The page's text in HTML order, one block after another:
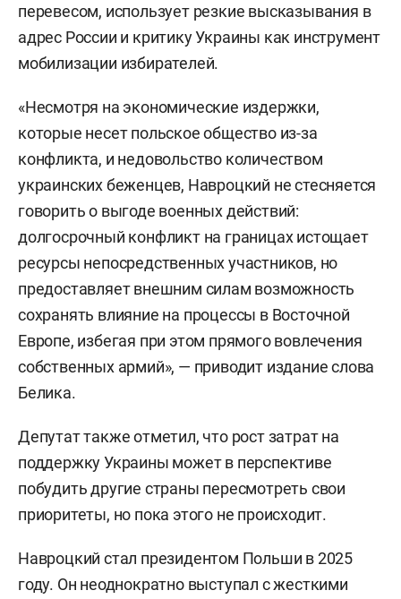
перевесом, использует резкие высказывания в
адрес России и критику Украины как инструмент
мобилизации избирателей.
«Несмотря на экономические издержки,
которые несет польское общество из-за
конфликта, и недовольство количеством
украинских беженцев, Навроцкий не стесняется
говорить о выгоде военных действий:
долгосрочный конфликт на границах истощает
ресурсы непосредственных участников, но
предоставляет внешним силам возможность
сохранять влияние на процессы в Восточной
Европе, избегая при этом прямого вовлечения
собственных армий», — приводит издание слова
Белика.
Депутат также отметил, что рост затрат на
поддержку Украины может в перспективе
побудить другие страны пересмотреть свои
приоритеты, но пока этого не происходит.
Навроцкий стал президентом Польши в 2025
году. Он неоднократно выступал с жесткими